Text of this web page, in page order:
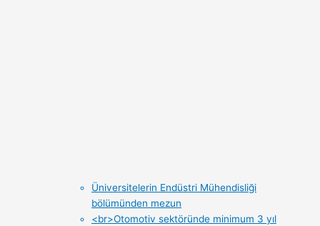
Üniversitelerin Endüstri Mühendisliği
bölümünden mezun
<br>Otomotiv sektöründe minimum 3 yıl